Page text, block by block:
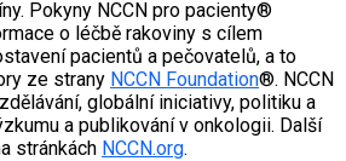
Pokyny NCCN pro pacienty®
o léčbě rakoviny s cílem
pacientů a pečovatelů, a to
ze strany NCCN Foundation®. NCCN
globální iniciativy, politiku a
a publikování v onkologii. Další
stránkách NCCN.org.